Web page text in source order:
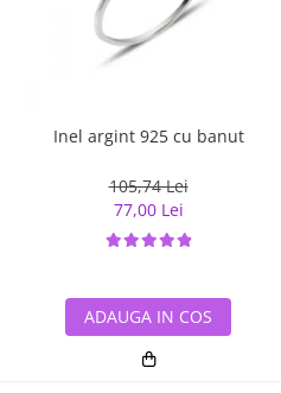
Inel argint 925 cu banut
105,74 Lei
77,00 Lei
ADAUGA IN COS